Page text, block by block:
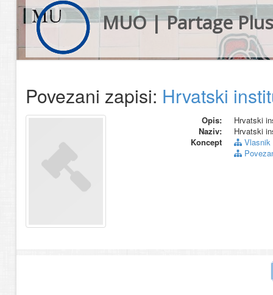
MUO | Partage Plus
Povezani zapisi: Hrvatski
Opis:
Hrvatski
Naziv:
Hrvatski
Koncept
Vlasnik